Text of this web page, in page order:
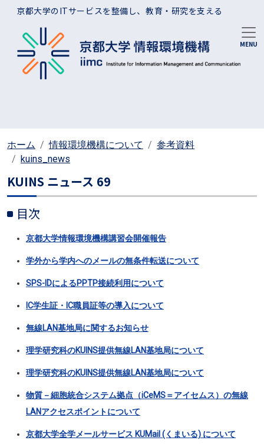
メインコンテンツに移動
京都大学のITサービスを整備し、教育・研究を支える
ホーム 情報環境機構について
参考資料
kuins_news
KUINS ニュース 69
目次
京都大学情報環境機構講習会開催報告
学外から学内へのメールの無条件転送について
SPS-IDによるPPTP接続利用について
IC学生証・IC職員証等の導入について
無線LAN基地局に関するお知らせ
理学研究科のKUINS提供無線LAN基地局について
理学研究科のKUINS提供無線LAN基地局について
物質－細胞統合システム拠点（iCeMS＝アイセムス）の無線
LANアクセスポイントについて
京都大学全学メールサービス KUMail (くまいる) について